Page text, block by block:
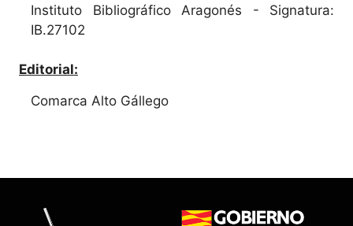
Instituto Bibliográfico Aragonés - Signatura:
IB.27102
Editorial:
Comarca Alto Gállego